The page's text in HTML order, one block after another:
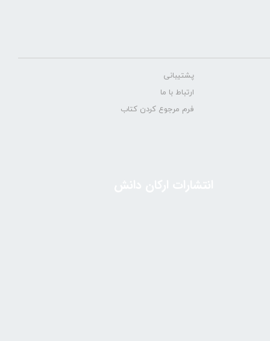
پشتیبانی
ارتباط با ما
فرم مرجوع کردن کتاب